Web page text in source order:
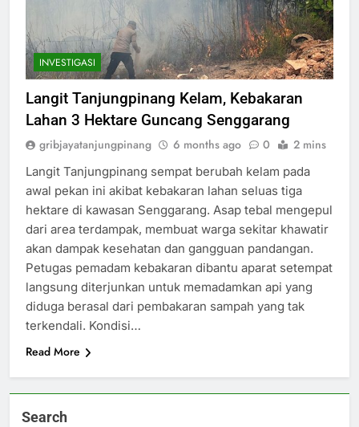
INVESTIGASI
Langit Tanjungpinang Kelam, Kebakaran
Lahan 3 Hektare Guncang Senggarang
gribjayatanjungpinang 6 months ago 0 2 mins
Langit Tanjungpinang sempat berubah kelam pada
awal pekan ini akibat kebakaran lahan seluas tiga
hektare di kawasan Senggarang. Asap tebal mengepul
dari area terdampak, membuat warga sekitar khawatir
akan dampak kesehatan dan gangguan pandangan.
Petugas pemadam kebakaran dibantu aparat setempat
langsung diterjunkan untuk memadamkan api yang
diduga berasal dari pembakaran sampah yang tak
terkendali. Kondisi…
Read More
Search